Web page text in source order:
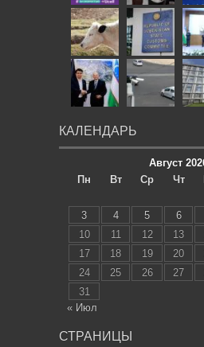
КАЛЕНДАРЬ
Август
Пн
Вт Ср Чт
3
4 5 6
10
11 12 13
17
18 19 20
24
25 26 27
31
« Июл
СТРАНИЦЫ